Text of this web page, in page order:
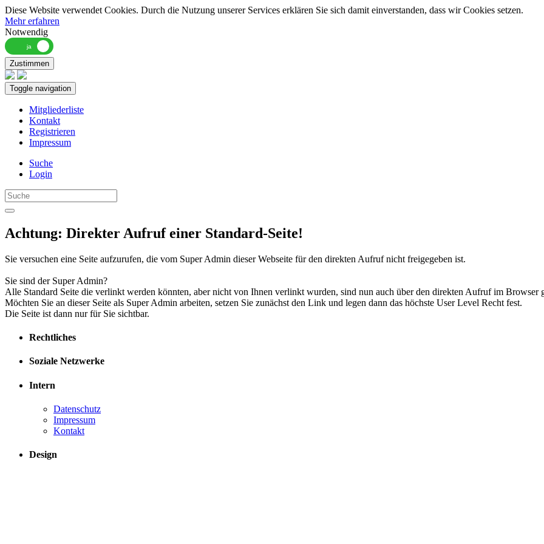
Diese Website verwendet Cookies. Durch die Nutzung unserer Services erklären Sie sich damit einverstanden, dass wir Cookies setzen.
Mehr erfahren
Notwendig
Zustimmen
Toggle navigation
Mitgliederliste
Kontakt
Registrieren
Impressum
Suche
Login
Achtung: Direkter Aufruf einer Standard-Seite!
Sie versuchen eine Seite aufzurufen, die vom Super Admin dieser Webseite für den direkten Aufruf nicht freigegeben ist.
Sie sind der Super Admin?
Alle Standard Seite die verlinkt werden könnten, aber nicht von Ihnen verlinkt wurden, sind nun auch über den direkten Aufruf im Browser
Möchten Sie an dieser Seite als Super Admin arbeiten, setzen Sie zunächst den Link und legen dann das höchste User Level Recht fest.
Die Seite ist dann nur für Sie sichtbar.
Rechtliches
Soziale Netzwerke
Intern
Datenschutz
Impressum
Kontakt
Design